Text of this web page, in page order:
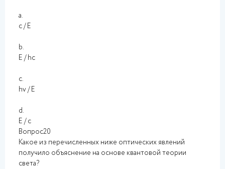
a.
c / E
b.
E / hc
c.
hv / E
d.
E / c
Вопрос20
Какое из перечисленных ниже оптических явлений
получило объяснение на основе квантовой теории
света?